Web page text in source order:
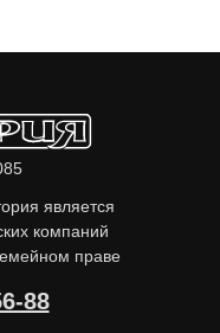
является
компаний
праве
88